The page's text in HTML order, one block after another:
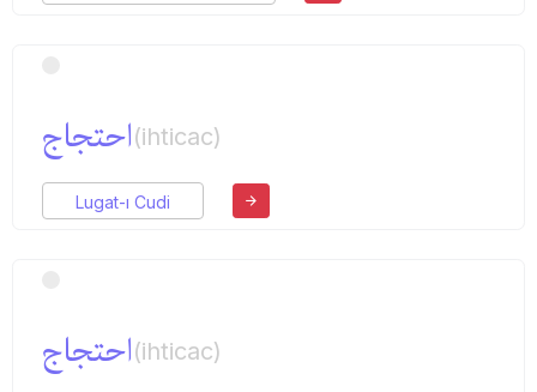
احتجاج(ihticac)
Lugat-ı Cudi
احتجاج(ihticac)